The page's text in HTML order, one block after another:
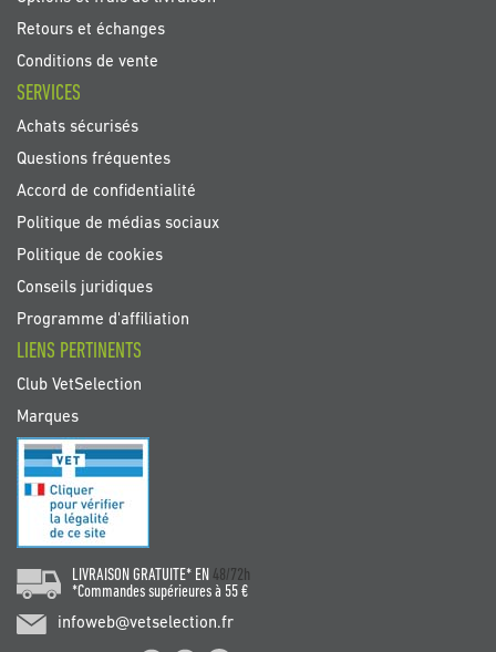
Retours et échanges
Conditions de vente
SERVICES
Achats sécurisés
Questions fréquentes
Accord de confidentialité
Politique de médias sociaux
Politique de cookies
Conseils juridiques
Programme d'affiliation
LIENS PERTINENTS
Club VetSelection
Marques
LIVRAISON GRATUITE* EN 48/72h
*Commandes supérieures à 55 €
infoweb@vetselection.fr